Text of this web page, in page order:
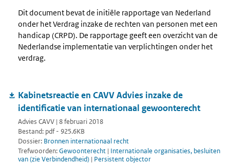
Dit document bevat de initiële rapportage van Nederland
onder het Verdrag inzake de rechten van personen met een
handicap (CRPD). De rapportage geeft een overzicht van de
Nederlandse implementatie van verplichtingen onder het
verdrag.
Kabinetsreactie en CAVV Advies inzake de
identificatie van internationaal gewoonterecht
Advies CAVV | 8 februari 2018
Bestand: pdf - 925.6KB
Dossier: Bronnen internationaal recht
Trefwoorden:Gewoonterecht | Internationale organisaties, besluiten
van (zie Verbindendheid) | Persistent objector